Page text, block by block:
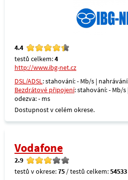
4.4
testů celkem:4
http://www.ibg-net.cz
DSL/ADSL: stahování: - Mb/s |
Bezdrátové připojení: stahování: - Mb/
odezva: - ms
Dostupnost v celém okrese.
Vodafone
2.9
testů v okrese:75 / testů celkem:54533